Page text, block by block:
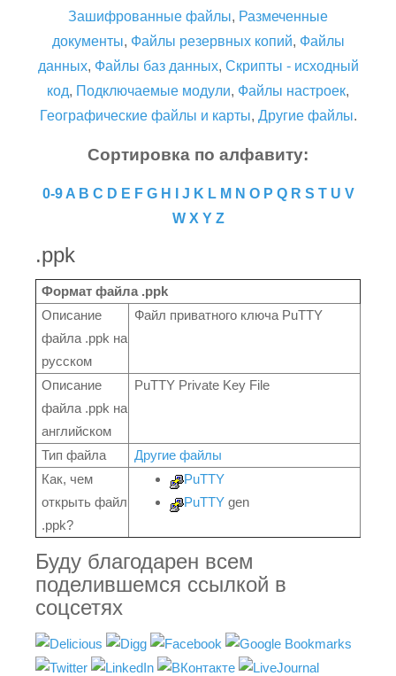
Зашифрованные файлы, Размеченные
документы, Файлы резервных копий, Файлы
данных, Файлы баз данных, Скрипты - исходный
код, Подключаемые модули, Файлы настроек,
Географические файлы и карты, Другие файлы.
Сортировка по алфавиту:
0-9 A B C D E F G H J K L M N O P Q R S T U V
W X Y Z
.ppk
Формат файла .ppk
Описание
файла .ppk на
русском
Файл приватного ключа PuTTY
Описание
файла .ppk на
английском
PuTTY Private Key File
Тип файла
Другие файлы
Как, чем
открыть файл
.ppk?
PuTTY
PuTTY gen
Буду благодарен всем
поделившемся ссылкой в
соцсетях